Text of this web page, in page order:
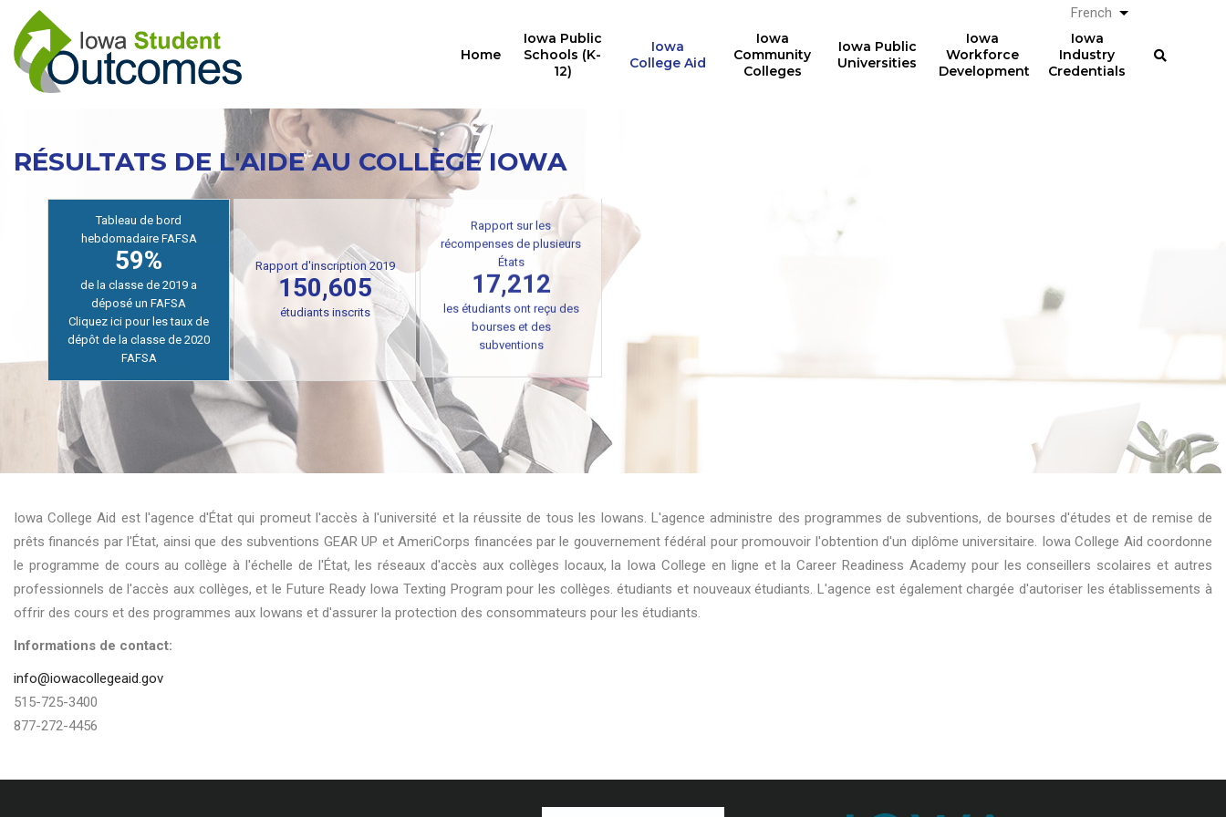
contenu
principal
Home
Iowa Public
Schools (K-
12)
Iowa
College Aid
Iowa
Community
Colleges
Iowa Public
Universities
Iowa
Workforce
Development
Iowa
Industry
Credentials
French Lister les
RÉSULTATS DE L'AIDE AU COLLÈGE IOWA
Tableau de bord
hebdomadaire FAFSA
59%
de la classe de 2019 a
déposé un FAFSA
150,605
Les résidents de l'Iowa
étaient inscrits dans les
Rapport sur les
récompenses de plusieurs
États
17,212
les étudiants ont reçu des
bourses et des
subventions
Iowa College Aid est l'agence d'État qui promeut l'accès à l'université et la réussite de tous les Iowans. L'agence administre des programmes de subventions, de bourses d'études et de remise de
prêts financés par l'État, ainsi que des subventions GEAR UP et AmeriCorps financées par le gouvernement fédéral pour promouvoir l'obtention d'un diplôme universitaire. Iowa College Aid coordonne
le programme de cours au collège à l'échelle de l'État, les réseaux d'accès aux collèges locaux, la Iowa College en ligne et la Career Readiness Academy pour les conseillers scolaires et autres
professionnels de l'accès aux collèges, et le Future Ready Iowa Texting Program pour les collèges. étudiants et nouveaux étudiants. L'agence est également chargée d'autoriser les établissements à
offrir des cours et des programmes aux Iowans et d'assurer la protection des consommateurs pour les étudiants.
Informations de contact:
info@iowacollegeaid.gov
515-725-3400
877-272-4456